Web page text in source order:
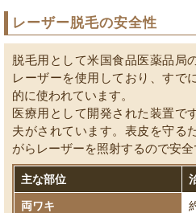
レーザー脱毛の安全性
脱毛用として米国食品医薬品局
レーザーを使用しており、すで
的に使われています。
医療用として開発された装置で
夫がされています。表皮を守る
がらレーザーを照射するので安全
主な部位
両ワキ